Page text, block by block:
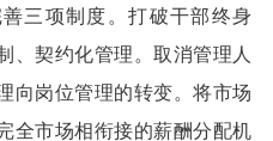
三项制度。打破干部终身
、契约化管理。取消管理人
向岗位管理的转变。将市场
全市场相衔接的薪酬分配机